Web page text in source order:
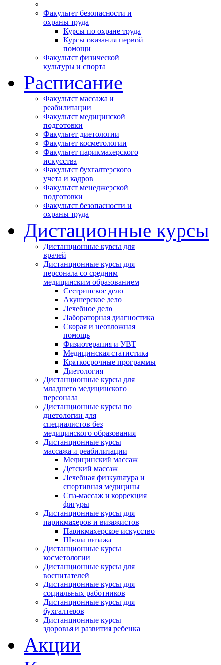
Факультет безопасности и
охраны труда
Курсы по охране труда
Курсы оказания первой
помощи
Факультет физической
культуры и спорта
Расписание
Факультет массажа и
реабилитации
Факультет медицинской
подготовки
Факультет диетологии
Факультет косметологии
Факультет парикмахерского
искусства
Факультет бухгалтерского
учета и кадров
Факультет менеджерской
подготовки
Факультет безопасности и
охраны труда
Дистационные курсы
Дистанционные курсы для
врачей
Дистанционные курсы для
персонала со средним
медицинским образованием
Сестринское дело
Акушерское дело
Лечебное дело
Лабораторная диагностика
Cкорая и неотложная
помощь
Физиотерапия и УВТ
Медицинская статистика
Краткосрочные программы
Диетология
Дистанционные курсы для
младшего медицинского
персонала
Дистанционные курсы по
диетологии для
специалистов без
медицинского образования
Дистанционные курсы
массажа и реабилитации
Медицинский массаж
Детский массаж
Лечебная физкультура и
спортивная медицины
Спа-массаж и коррекция
фигуры
Дистанционные курсы для
парикмахеров и визажистов
Парикмахерское искусство
Школа визажа
Дистанционные курсы
косметологии
Дистанционные курсы для
воспитателей
Дистанционные курсы для
социальных работников
Дистанционные курсы для
бухгалтеров
Дистанционные курсы
здоровья и развития ребенка
Акции